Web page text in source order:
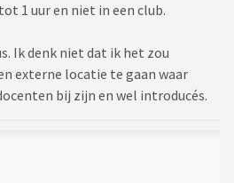
1 uur en niet in een club.
Ik denk niet dat ik het zou
externe locatie te gaan waar
bij zijn en wel introducés.